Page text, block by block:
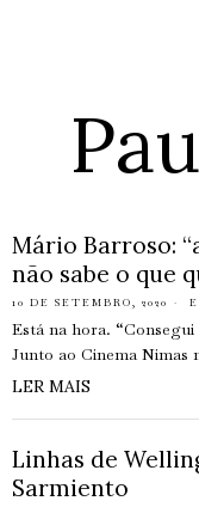
Mário Barroso:
não sabe o que
10 DE SETEMBRO, 2020
Está na hora.
Junto ao Cinema Nimas
LER MAIS
Linhas de
Sarmiento